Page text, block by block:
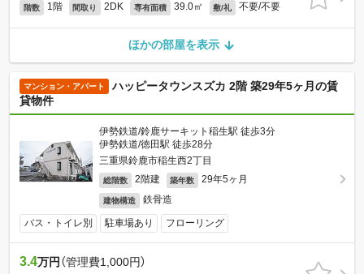
階数 1階 間取り 2DK 専有面積 39.0㎡ 敷/礼 不要/不要
ほかの部屋を表示
マンション・アパート
ハッピータウンスズカ 2階 築29年5ヶ月の賃
貸物件
伊勢鉄道/鈴鹿サーキット稲生駅 徒歩3分
伊勢鉄道/徳田駅 徒歩28分
三重県鈴鹿市稲生西2丁目
総階数 2階建 築年数 29年5ヶ月
建物構造 鉄骨造
バス・トイレ別 駐車場あり フローリング
3.4万円 （管理費1,000円）